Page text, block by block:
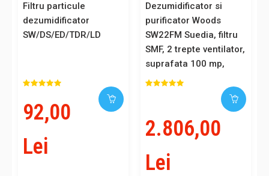
Filtru particule
dezumidificator
SW/DS/ED/TDR/LD
92,00
Lei
Dezumidificator si
purificator Woods
SW22FM Suedia, filtru
SMF, 2 trepte ventilator,
suprafata 100 mp,
garantie 6 ani
2.806,00
Lei